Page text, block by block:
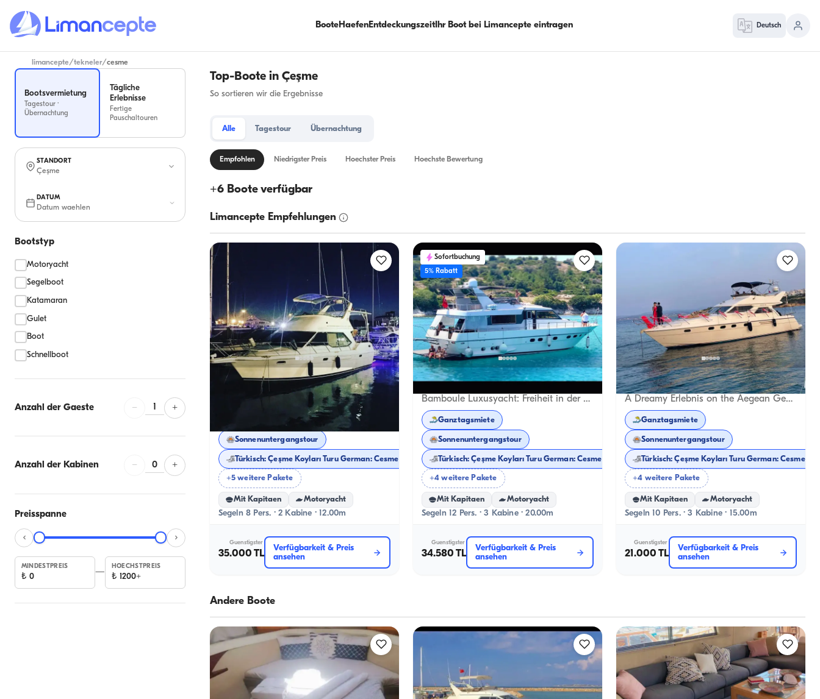
BooteHaefenEntdeckungszeitIhr Boot bei Limancepte eintragen Deutsch
limancepte/tekneler/cesme
Bootsvermietung
Tagestour ·
Übernachtung
Tägliche
Erlebnisse
Fertige
Pauschaltouren
STANDORT
Çeşme
DATUM
Datum waehlen
Bootstyp
Motoryacht
Segelboot
Katamaran
Gulet
Boot
Schnellboot
Anzahl der Gaeste − 1 +
Anzahl der Kabinen − 0 +
Preisspanne
MINDESTPREIS
₺ 0
—
HOECHSTPREIS
₺ 1200+
Top-Boote in Çeşme
So sortieren wir die Ergebnisse
Alle Tagestour Übernachtung
Empfohlen Niedrigster Preis Hoechster Preis Hoechste Bewertung
+6 Boote verfügbar
Limancepte Empfehlungen
Çeşme, İzmir Neues Boot
Sonnenuntergangstour
Türkisch: Çeşme Koyları Turu German: Cesme Buchten Tour
+5 weitere Pakete
Mit Kapitaen Motoryacht
Segeln 8 Pers. · 2 Kabine · 12.00m
Guenstigster
35.000 TL
Verfügbarkeit & Preis
ansehen
Sofortbuchung
5% Rabatt
Çeşme, İzmir Neues Boot
Bamboule Luxusyacht: Freiheit in der Ägäis spüren!
Ganztagsmiete
Sonnenuntergangstour
Türkisch: Çeşme Koyları Turu German: Cesme Buchten Tour
+4 weitere Pakete
Mit Kapitaen Motoryacht
Segeln 12 Pers. · 3 Kabine · 20.00m
Guenstigster
34.580 TL
Verfügbarkeit & Preis
ansehen
Çeşme, İzmir Neues Boot
A Dreamy Erlebnis on the Aegean Gewässer with the Princess Jacht
Ganztagsmiete
Sonnenuntergangstour
Türkisch: Çeşme Koyları Turu German:
+4 weitere Pakete
Mit Kapitaen Motoryacht
Segeln 10 Pers. · 3 Kabine · 15.00m
Guenstigster
21.000 TL
Verfügbarkeit & Preis
ansehen
Andere Boote